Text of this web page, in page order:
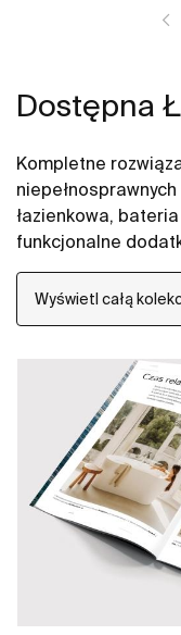
Dostępna
Kompletne
łazienkowa,
funkcjonalne
zapewnienie
Wyświetl całą